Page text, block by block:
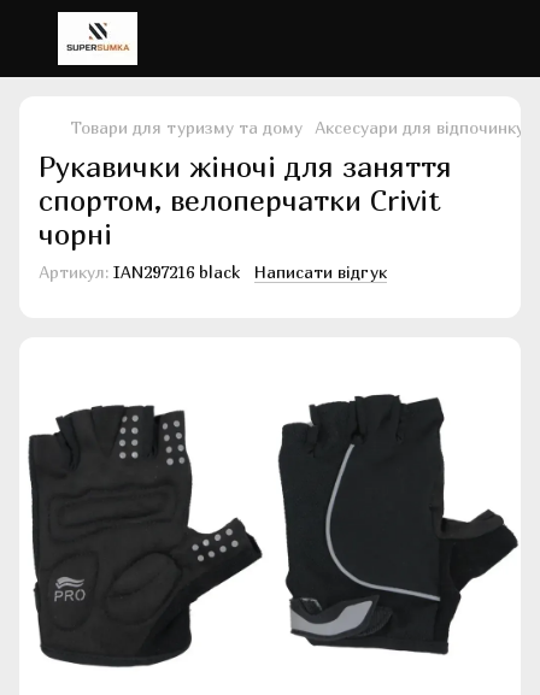
Товари для туризму та дому Аксесуари для відпочинку
Рукавички жіночі для заняття
спортом, велоперчатки Crivit
чорні
Артикул: IAN297216 black Написати відгук